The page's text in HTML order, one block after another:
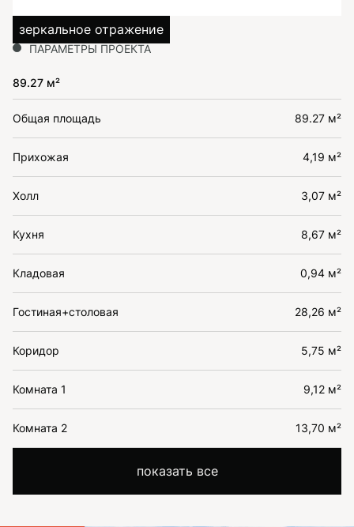
зеркальное отражение
ПАРАМЕТРЫ ПРОЕКТА
89.27 м²
Общая площадь 89.27 м²
Прихожая 4,19 м²
Холл 3,07 м²
Кухня 8,67 м²
Кладовая 0,94 м²
Гостиная+столовая 28,26 м²
Коридор 5,75 м²
Комната 1 9,12 м²
Комната 2 13,70 м²
показать все